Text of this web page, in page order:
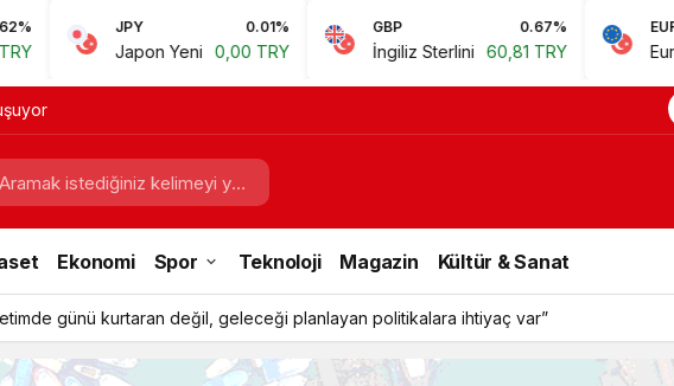
0.01%
Yeni 0,00 TRY
GBP 0.67%
İngiliz Sterlini 60,81 TRY
EURO/USD
Euro Amerikan Doları
Ekonomi Spor Teknoloji Magazin Kültür & Sanat
15 Ağustos’a kadar 12.00-16.00 saatleri arasında güneş altında çalışmayı yasakladı